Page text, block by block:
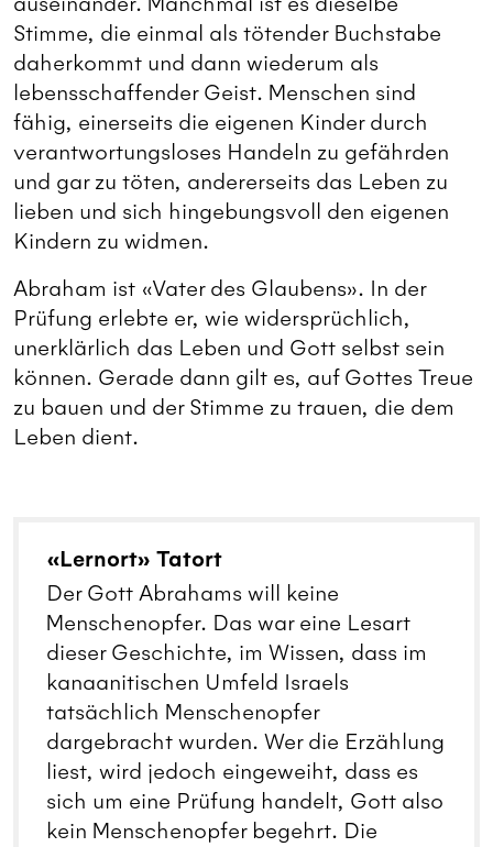
Stimme, die einmal als tötender Buchstabe
daherkommt und dann wiederum als
lebensschaffender Geist. Menschen sind
fähig, einerseits die eigenen Kinder durch
verantwortungsloses Handeln zu gefährden
und gar zu töten, andererseits das Leben zu
lieben und sich hingebungsvoll den eigenen
Kindern zu widmen.
Abraham ist «Vater des Glaubens». In der
Prüfung erlebte er, wie widersprüchlich,
unerklärlich das Leben und Gott selbst sein
können. Gerade dann gilt es, auf Gottes Treue
zu bauen und der Stimme zu trauen, die dem
Leben dient.
«Lernort» Tatort
Der Gott Abrahams will keine
Menschenopfer. Das war eine Lesart
dieser Geschichte, im Wissen, dass im
kanaanitischen Umfeld Israels
tatsächlich Menschenopfer
dargebracht wurden. Wer die Erzählung
liest, wird jedoch eingeweiht, dass es
sich um eine Prüfung handelt, Gott also
kein Menschenopfer begehrt. Die